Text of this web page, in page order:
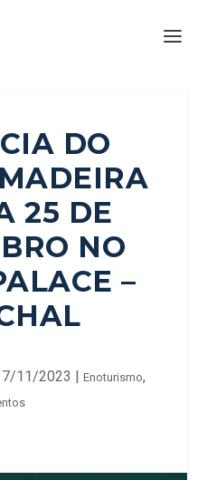
DO
25 DE
NO
–
11/2023 | Enoturismo,